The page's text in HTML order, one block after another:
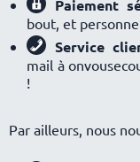
Paiement
bout, et personne
Service
mail à
!
Par ailleurs, nous